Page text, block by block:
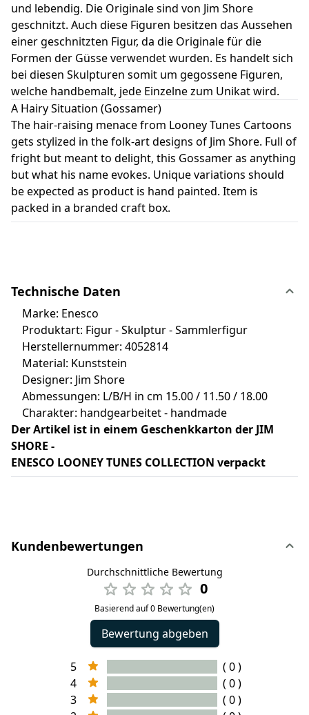
und lebendig. Die Originale sind von Jim Shore
geschnitzt. Auch diese Figuren besitzen das Aussehen
einer geschnitzten Figur, da die Originale für die
Formen der Güsse verwendet wurden. Es handelt sich
bei diesen Skulpturen somit um gegossene Figuren,
welche handbemalt, jede Einzelne zum Unikat wird.
A Hairy Situation (Gossamer)
The hair-raising menace from Looney Tunes Cartoons
gets stylized in the folk-art designs of Jim Shore. Full of
fright but meant to delight, this Gossamer as anything
but what his name evokes. Unique variations should
be expected as product is hand painted. Item is
packed in a branded craft box.
Technische Daten
Marke: Enesco
Produktart: Figur - Skulptur - Sammlerfigur
Herstellernummer: 4052814
Material: Kunststein
Designer: Jim Shore
Abmessungen: L/B/H in cm 15.00 / 11.50 / 18.00
Charakter: handgearbeitet - handmade
Der Artikel ist in einem Geschenkkarton der JIM
SHORE -
ENESCO LOONEY TUNES COLLECTION verpackt
Kundenbewertungen
Durchschnittliche Bewertung
0
Basierend auf 0 Bewertung(en)
Bewertung abgeben
5
( 0 )
4
( 0 )
3
( 0 )